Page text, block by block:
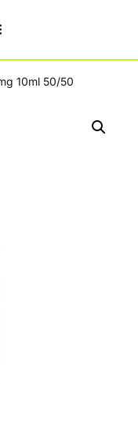
10ml 50/50